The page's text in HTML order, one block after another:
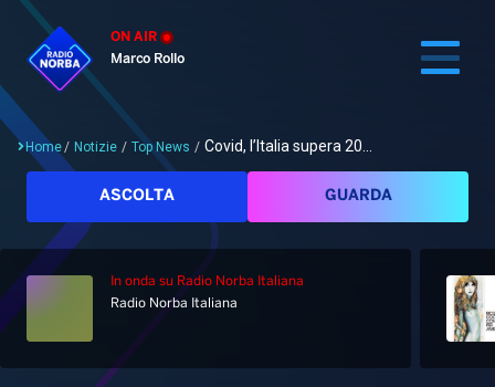
ON AIR
Marco Rollo
Cerca
Home
Home/ Notizie / Top News / Covid, l’Italia supera 20...
ASCOLTA GUARDA
In onda su Radio Norba Italiana
Radio Norba Italiana